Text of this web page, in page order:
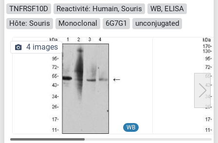
TNFRSF10D Reactivité: Humain, Souris
WB, ELISA
Hôte: Souris
Monoclonal 6G7G1 unconjugated
WB
4 images